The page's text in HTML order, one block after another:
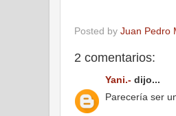
Posted by Juan Pedro
2 comentarios:
Yani.- dijo...
Parecería ser